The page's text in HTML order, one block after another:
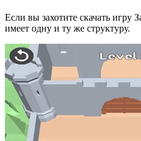
Если вы захотите скачать
имеет одну и ту же структуру.